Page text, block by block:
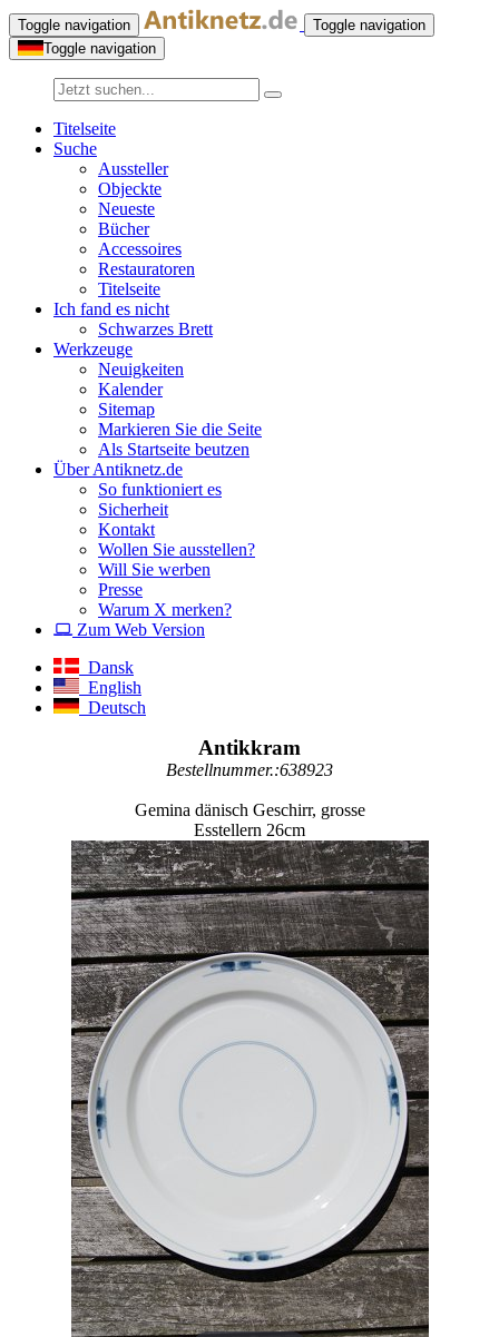
Toggle navigation
Toggle navigation
Toggle navigation
Titelseite
Suche
Aussteller
Objeckte
Neueste
Bücher
Accessoires
Restauratoren
Titelseite
Ich fand es nicht
Schwarzes Brett
Werkzeuge
Neuigkeiten
Kalender
Sitemap
Markieren Sie die Seite
Als Startseite beutzen
Über Antiknetz.de
So funktioniert es
Sicherheit
Kontakt
Wollen Sie ausstellen?
Will Sie werben
Presse
Warum X merken?
Zum Web Version
Dansk
English
Deutsch
Antikkram
Bestellnummer.:638923
Gemina dänisch Geschirr, grosse
Esstellern 26cm